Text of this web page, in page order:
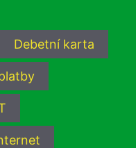
Debetní karta